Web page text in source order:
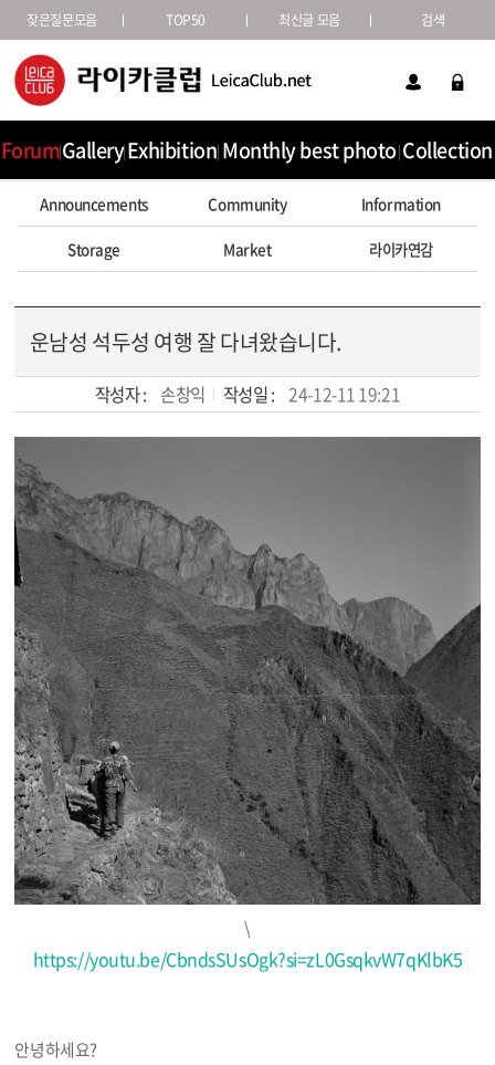
잦은질문모음 TOP50 최신글 모음 검색
ForumGalleryExhibition Monthly best photo Collection
Announcements Community Information
Storage Market 라이카연감
운남성 석두성 여행 잘 다녀왔습니다.
작성자 : 손창익 작성일 : 24-12-11 19:21
본문
\
https://youtu.be/CbndsSUsOgk?si=zL0GsqkvW7qKlbK5
안녕하세요?